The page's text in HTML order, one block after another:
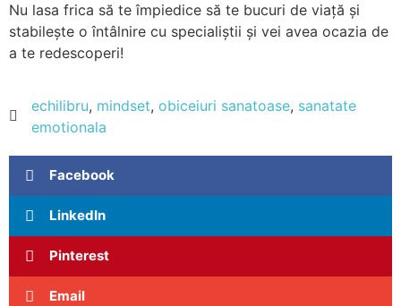
Nu lasa frica să te împiedice să te bucuri de viață și
stabilește o întâlnire cu specialiștii și vei avea ocazia de
a te redescoperi!
echilibru, mindset, obiceiuri sanatoase, sanatate
emotionala
Facebook
LinkedIn
Pinterest
Email